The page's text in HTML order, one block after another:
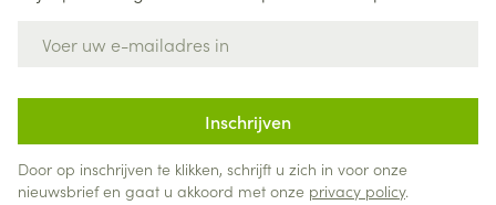
Inschrijven
Door op inschrijven te klikken, schrijft u zich in voor onze
nieuwsbrief en gaat u akkoord met onze privacy policy.